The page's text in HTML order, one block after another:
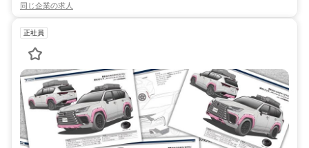
同じ企業の求人
正社員